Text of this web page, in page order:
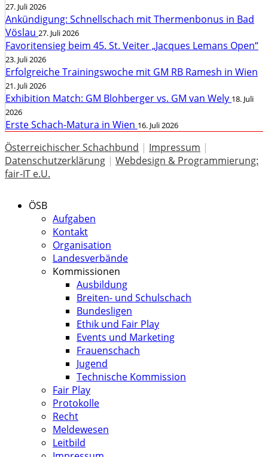
27. Juli 2026
Ankündigung: Schnellschach mit Thermenbonus in Bad
Vöslau 27. Juli 2026
Favoritensieg beim 45. St. Veiter „Jacques Lemans Open“
23. Juli 2026
Erfolgreiche Trainingswoche mit GM RB Ramesh in Wien
21. Juli 2026
Exhibition Match: GM Blohberger vs. GM van Wely 18. Juli
2026
Erste Schach-Matura in Wien 16. Juli 2026
Österreichischer Schachbund | Impressum |
Datenschutzerklärung | Webdesign & Programmierung:
fair-IT e.U.
ÖSB
Aufgaben
Kontakt
Organisation
Landesverbände
Kommissionen
Ausbildung
Breiten- und Schulschach
Bundesligen
Ethik und Fair Play
Events und Marketing
Frauenschach
Jugend
Technische Kommission
Fair Play
Protokolle
Recht
Meldewesen
Leitbild